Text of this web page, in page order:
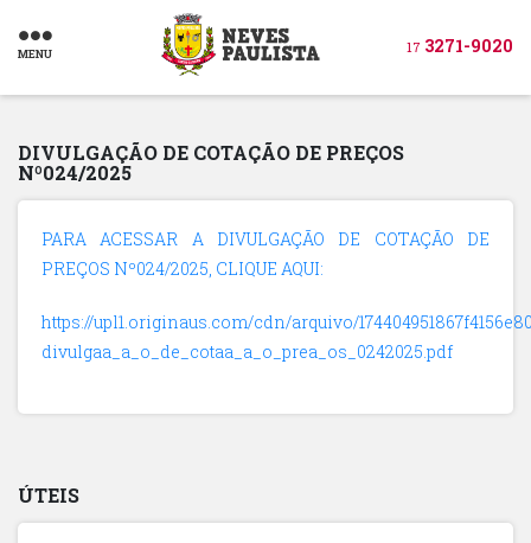
MENU 17 3271-9020
DIVULGAÇÃO DE COTAÇÃO DE PREÇOS
Nº024/2025
PARA ACESSAR A DIVULGAÇÃO DE COTAÇÃO DE
PREÇOS Nº024/2025, CLIQUE AQUI:
https://upl1.originaus.com/cdn/arquivo/
divulgaa_a_o_de_cotaa_a_o_prea_os_0242025.pdf
ÚTEIS